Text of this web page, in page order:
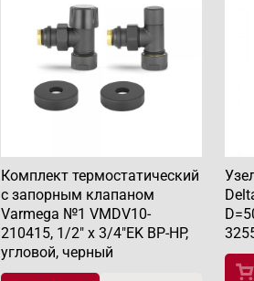
Комплект термостатический
с запорным клапаном
Varmega №1 VMDV10-
210415, 1/2" x 3/4"EK ВР-НР,
угловой, черный